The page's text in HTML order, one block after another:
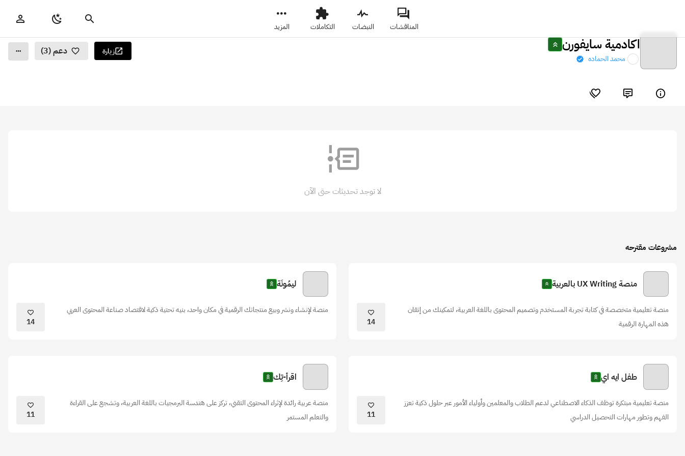
المناقشات النبضات التكاملات المزيد
اكادمية سايفورن
محمد الحماده
زيارة دعم (3)
لا توجد تحديثات حتى الآن
مشروعات مقترحه
منصة UX Writing بالعربية
منصة تعليمية متخصصة في كتابة تجربة المستخدم وتصميم المحتوى باللغة العربية، لتمكينك من إتقان
هذه المهارة الرقمية
14
ليمُونَة
منصة لإنشاء ونشر وبيع منتجاتك الرقمية في مكان واحد، بنيه تحتية ذكية لاقتصاد صناعة المحتوى العربي
14
طفل ايه اي
منصة تعليمية مبتكرة توظف الذكاء الاصطناعي لدعم الطلاب والمعلمين وأولياء الأمور عبر حلول ذكية تعزز
الفهم وتطور مهارات التحصيل الدراسي
11
اقرأ-تِك
منصة عربية رائدة لإثراء المحتوى التقني، تركز على هندسة البرمجيات باللغة العربية، وتشجع على القراءة
والتعلم المستمر
11